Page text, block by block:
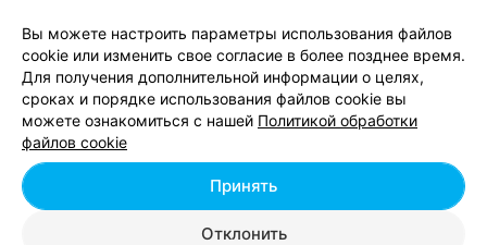
Национальный парк «Припятский»
Петриковский р-н, аг. Лясковичи, ул. А.Глушко, 7а
Круглосуточно
Вы можете настроить параметры использования файлов
cookie или изменить свое согласие в более позднее время.
Для получения дополнительной информации о целях,
сроках и порядке использования файлов cookie вы
можете ознакомиться с нашей Политикой обработки
файлов cookie
Отклонить
Принять